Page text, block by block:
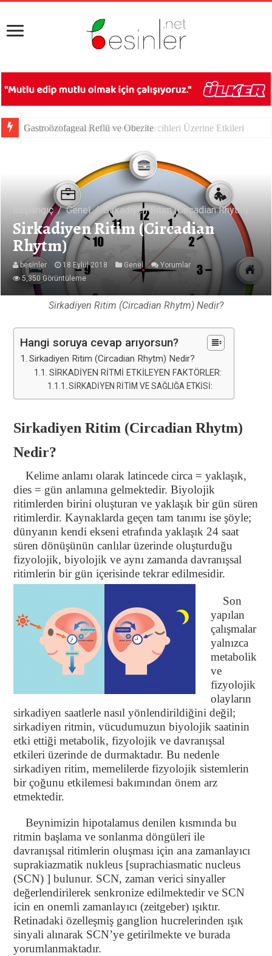
Besin Reklamlarının Beslenme Tercihleri Üzerine Etkileri
Başlangıç / Genel / Sirkadiyen Ritim (Circadian Rhytm)
Sirkadiyen Ritim (Circadian
Rhytm)
besinler 18 Eylül 2018 Genel
Yorumlar
5,350 Görüntüleme
Sirkadiyen Ritim (Circadian Rhytm) Nedir?
Hangi soruya cevap arıyorsun?
Sirkadiyen Ritim (Circadian Rhytm) Nedir?
SİRKADİYEN RİTMİ ETKİLEYEN FAKTÖRLER:
SİRKADİYEN RİTİM VE SAĞLIĞA ETKİSİ:
Sirkadiyen Ritim (Circadian Rhytm)
Nedir?
Kelime anlamı olarak latincede circa = yaklaşık,
dies = gün anlamına gelmektedir. Biyolojik
ritimlerden birini oluşturan ve yaklaşık bir gün süren
ritimlerdir. Kaynaklarda geçen tam tanımı ise şöyle;
dünyanın kendi ekseni etrafında yaklaşık 24 saat
süren dönüşünün canlılar üzerinde oluşturduğu
fizyolojik, biyolojik ve aynı zamanda davranışsal
ritimlerin bir gün içerisinde tekrar edilmesidir.
Son
yapılan
çalışmalar
yalnızca
metabolik
ve
fizyolojik
olayların
sirkadiyen saatlerle nasıl yönlendirildiğini değil;
sirkadiyen ritmin, vücudumuzun biyolojik saatinin
etki ettiği metabolik, fizyolojik ve davranışsal
etkileri üzerinde de durmaktadır. Bu nedenle
sirkadiyen ritim, memelilerde fizyolojik sistemlerin
bir çoğunu etkilemesi bakımından önem arz
etmektedir.
Beynimizin hipotalamus denilen kısmında bu
ritmin başlama ve sonlanma döngüleri ile
davranışsal ritimlerin oluşması için ana zamanlayıcı
suprakiazmatik nukleus [suprachiasmatic nucleus
(SCN) ] bulunur. SCN, zaman verici sinyaller
değerlendirilerek senkronize edilmektedir ve SCN
icin en onemli zamanlayıcı (zeitgeber) ışıktır.
Retinadaki özelleşmiş ganglion hucrelerinden ışık
sinyali alınarak SCN’ye getirilmekte ve burada
yorumlanmaktadır.